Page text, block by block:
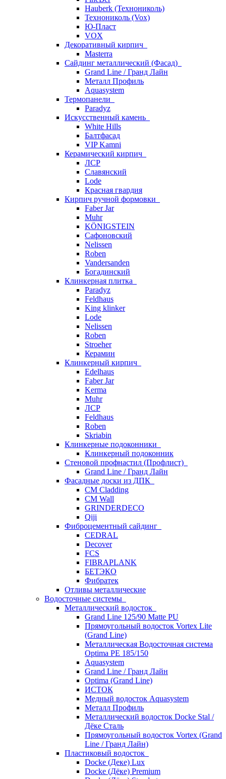
Hauberk (Технониколь)
Технониколь (Vox)
Ю-Пласт
VOX
Декоративный кирпич
Masterra
Сайдинг металлический (Фасад)
Grand Line / Гранд Лайн
Металл Профиль
Aquasystem
Термопанели
Paradyz
Искусственный камень
White Hills
Балтфасад
VIP Kamni
Керамический кирпич
ЛСР
Славянский
Lode
Красная гвардия
Кирпич ручной формовки
Faber Jar
Muhr
KÖNIGSTEIN
Сафоновский
Nelissen
Roben
Vandersanden
Богадинский
Клинкерная плитка
Paradyz
Feldhaus
King klinker
Lode
Nelissen
Roben
Stroeher
Керамин
Клинкерный кирпич
Edelhaus
Faber Jar
Kerma
Muhr
ЛСР
Feldhaus
Roben
Skriabin
Клинкерные подоконники
Клинкерный подоконник
Стеновой профнастил (Профлист)
Grand Line / Гранд Лайн
Фасадные доски из ДПК
CM Cladding
CM Wall
GRINDERDECO
Qiji
Фиброцементный сайдинг
CEDRAL
Decover
FCS
FIBRAPLANK
БЕТЭКО
Фибратек
Отливы металлические
Водосточные системы
Металлический водосток
Grand Line 125/90 Matte PU
Прямоугольный водосток Vortex Lite
(Grand Line)
Металлическая Водосточная система
Optima PE 185/150
Aquasystem
Grand Line / Гранд Лайн
Optima (Grand Line)
ИСТОК
Медный водосток Aquasystem
Металл Профиль
Металлический водосток Docke Stal /
Дёке Сталь
Прямоугольный водосток Vortex (Grand
Line / Гранд Лайн)
Пластиковый водосток
Docke (Деке) Lux
Docke (Дёке) Premium